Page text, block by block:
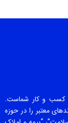
کسب و کار شماست.
معتبر را در حوزه